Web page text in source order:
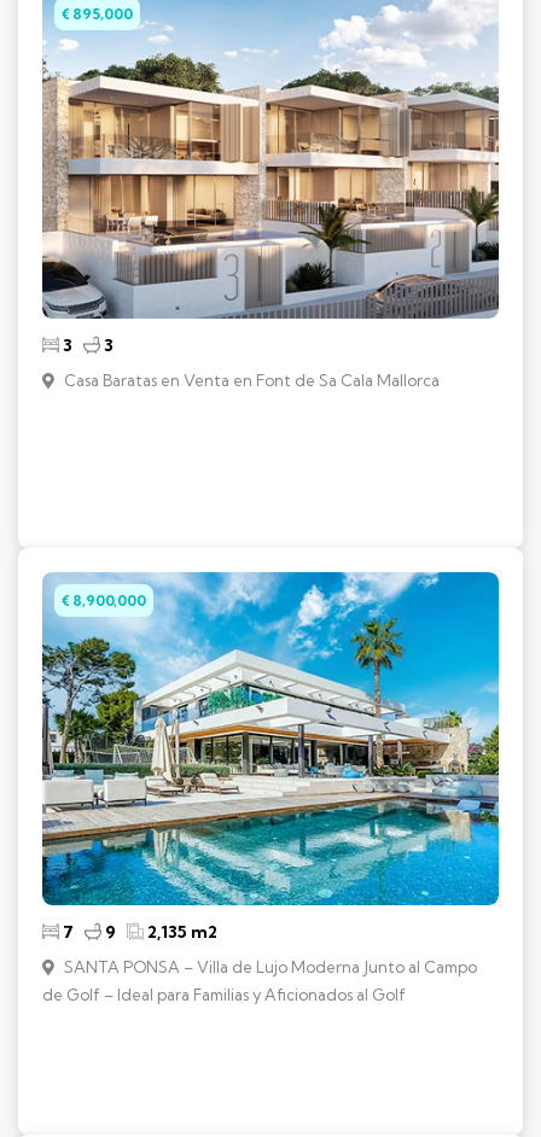
€ 895,000
3 3
Casa Baratas en Venta en Font de Sa Cala Mallorca
€ 8,900,000
7 9 2,135 m2
SANTA PONSA – Villa de Lujo Moderna Junto al Campo
de Golf – Ideal para Familias y Aficionados al Golf